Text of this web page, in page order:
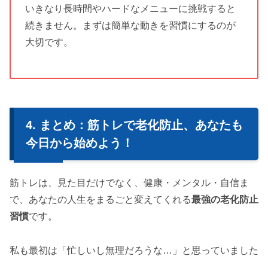
いきなり長時間やハードなメニューに挑戦すると
続きません。まずは簡単な動きを習慣にするのが
大切です。
まとめ：筋トレで老化防止、あなたも
今日から始めよう！
筋トレは、見た目だけでなく、健康・メンタル・自信ま
で、あなたの人生をまるごと変えてくれる最強の老化防止
習慣です。
私も最初は「忙しいし無理だろうな…」と思っていました